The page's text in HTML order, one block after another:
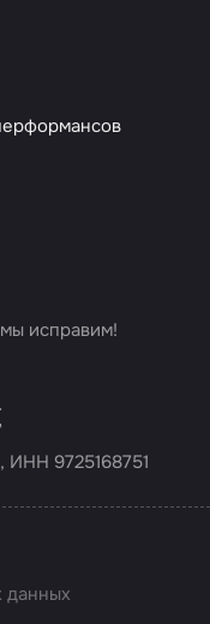
исправим!
9725168751
данных